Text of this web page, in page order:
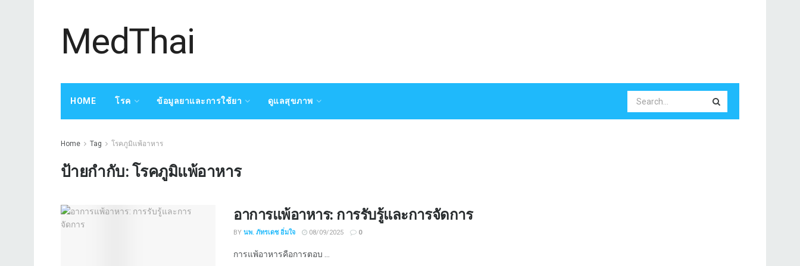
MedThai
HOME โรค ข้อมูลยาและการใช้ยา ดูแลสุขภาพ
Home Tag โรคภูมิแพ้อาหาร
ป้ายกำกับ: โรคภูมิแพ้อาหาร
อาการแพ้อาหาร: การรับรู้และการจัดการ
BY นพ. ภัทรเดช อิ่มใจ 08/09/2025 0
การแพ้อาหารคือการตอบ ...